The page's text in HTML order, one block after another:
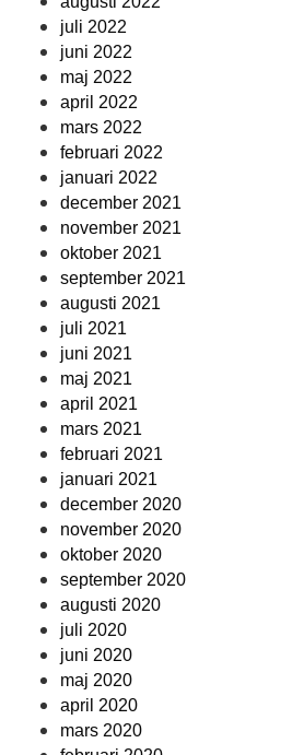
juli 2022
juni 2022
maj 2022
april 2022
mars 2022
februari 2022
januari 2022
december 2021
november 2021
oktober 2021
september 2021
augusti 2021
juli 2021
juni 2021
maj 2021
april 2021
mars 2021
februari 2021
januari 2021
december 2020
november 2020
oktober 2020
september 2020
augusti 2020
juli 2020
juni 2020
maj 2020
april 2020
mars 2020